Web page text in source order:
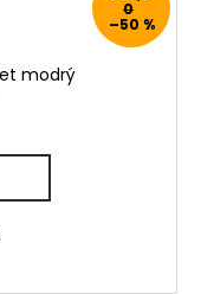
0
–50 %
modrý